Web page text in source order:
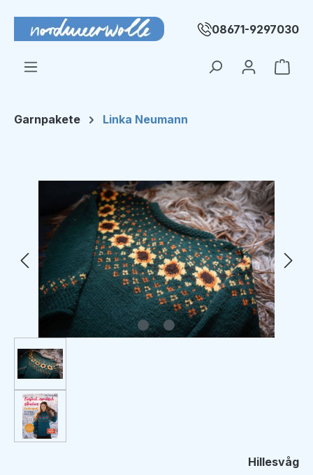
Zum Hauptinhalt springen
08671-9297030
Garnpakete Linka Neumann
Bildergalerie überspringen
Hillesvåg